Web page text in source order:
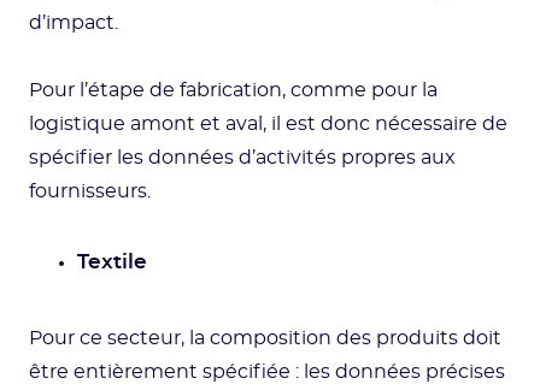
d’impact.
Pour l’étape de fabrication, comme pour la
logistique amont et aval, il est donc nécessaire de
spécifier les données d’activités propres aux
fournisseurs.
Textile
Pour ce secteur, la composition des produits doit
être entièrement spécifiée : les données précises